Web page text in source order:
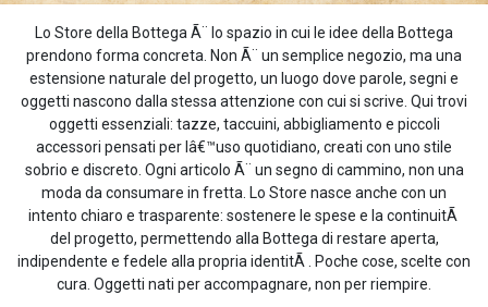
Lo Store della Bottega Ã¨ lo spazio in cui le idee della Bottega
prendono forma concreta. Non Ã¨ un semplice negozio, ma una
estensione naturale del progetto, un luogo dove parole, segni e
oggetti nascono dalla stessa attenzione con cui si scrive. Qui trovi
oggetti essenziali: tazze, taccuini, abbigliamento e piccoli
accessori pensati per lâ€™uso quotidiano, creati con uno stile
sobrio e discreto. Ogni articolo Ã¨ un segno di cammino, non una
moda da consumare in fretta. Lo Store nasce anche con un
intento chiaro e trasparente: sostenere le spese e la continuitÃ
del progetto, permettendo alla Bottega di restare aperta,
indipendente e fedele alla propria identitÃ . Poche cose, scelte con
cura. Oggetti nati per accompagnare, non per riempire.